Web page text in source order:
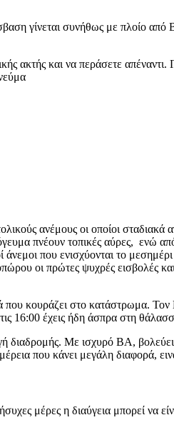
γίνεται συνήθως με πλοίο
ακτής και να περάσετε απέναντι.
ανέμους οι οποίοι σταδιακά
πνέουν τοπικές αύρες, ενώ
που ενισχύονται το
οι πρώτες ψυχρές εισβολές
κουράζει στο κατάστρωμα.
16:00 έχεις ήδη άσπρα στη
Με ισχυρό ΒΑ, βολεύει
που κάνει μεγάλη διαφορά,
μέρες η διαύγεια μπορεί να